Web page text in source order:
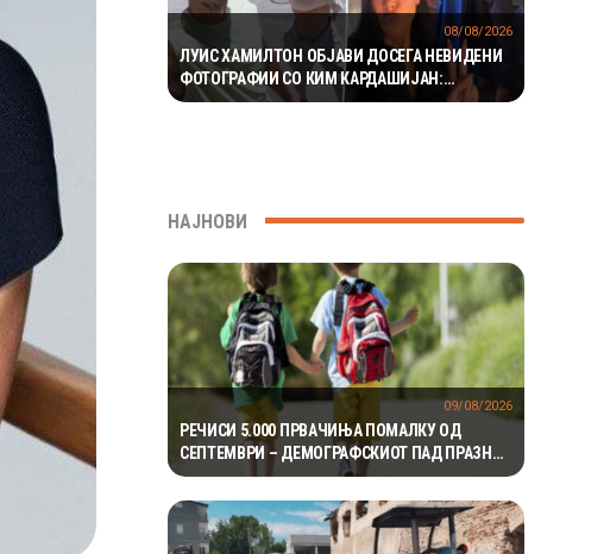
ЛУИС ХАМИЛТОН ОБЈАВИ ДОСЕГА НЕВИДЕНИ
ФОТОГРАФИИ СО КИМ КАРДАШИЈАН:
РОМАНСАТА СТАНУВА СÈ ПОСЕРИОЗНА
08/08/2026
НАЈНОВИ
РЕЧИСИ 5.000 ПРВАЧИЊА ПОМАЛКУ ОД
СЕПТЕМВРИ – ДЕМОГРАФСКИОТ ПАД ПРАЗНИ
ПОВЕЌЕ ОД 100 ПАРАЛЕЛКИ
09/08/2026